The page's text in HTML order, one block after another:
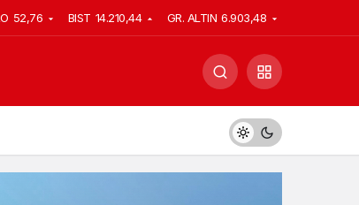
52,76 BIST 14.210,44 GR. ALTIN 6.903,48